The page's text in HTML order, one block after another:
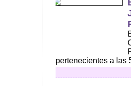
pertenecientes a las